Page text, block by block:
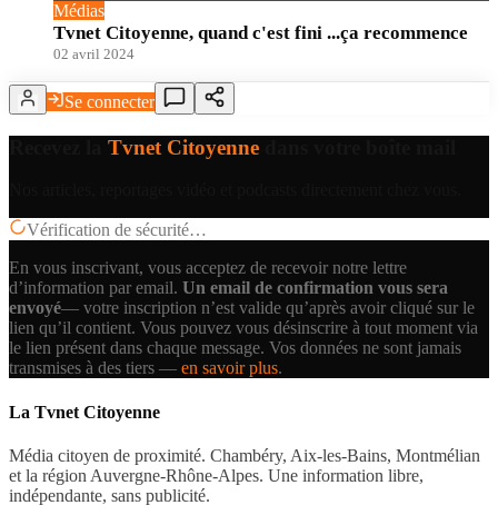
Médias
Tvnet Citoyenne, quand c'est fini ...ça recommence
02 avril 2024
Se connecter
Tvnet Citoyenne
Vérification de sécurité…
En vous inscrivant, vous acceptez de recevoir notre lettre
d’information par email. Un email de confirmation vous sera
envoyé— votre inscription n’est valide qu’après avoir cliqué sur le
lien qu’il contient. Vous pouvez vous désinscrire à tout moment via
le lien présent dans chaque message. Vos données ne sont jamais
transmises à des tiers — en savoir plus.
La Tvnet Citoyenne
Média citoyen de proximité. Chambéry, Aix-les-Bains, Montmélian
et la région Auvergne-Rhône-Alpes. Une information libre,
indépendante, sans publicité.